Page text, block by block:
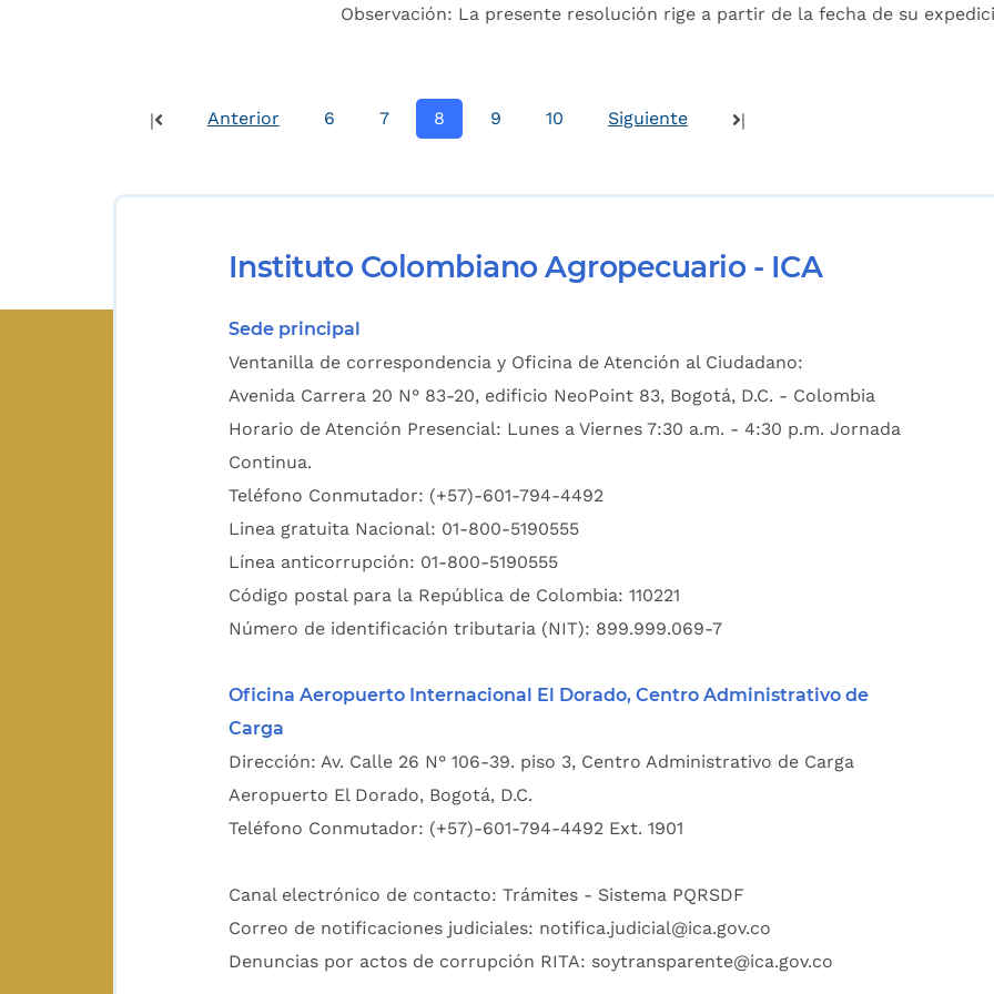
Observación: La presente resolución rige a partir de la fecha de su
| Anterior 6 7 8 9 10 Siguiente |
Instituto Colombiano Agropecuario - ICA
Sede principal
Ventanilla de correspondencia y Oficina de Atención al Ciudadano:
Avenida Carrera 20 N° 83-20, edificio NeoPoint 83, Bogotá, D.C. - Colombia
Horario de Atención Presencial: Lunes a Viernes 7:30 a.m. - 4:30 p.m. Jornada
Continua.
Teléfono Conmutador: (+57)-601-794-4492
Linea gratuita Nacional: 01-800-5190555
Línea anticorrupción: 01-800-5190555
Código postal para la República de Colombia: 110221
Número de identificación tributaria (NIT): 899.999.069-7
Oficina Aeropuerto Internacional El Dorado, Centro Administrativo de
Carga
Dirección: Av. Calle 26 N° 106-39. piso 3, Centro Administrativo de Carga
Aeropuerto El Dorado, Bogotá, D.C.
Teléfono Conmutador: (+57)-601-794-4492 Ext. 1901
Canal electrónico de contacto: Trámites - Sistema PQRSDF
Correo de notificaciones judiciales: notifica.judicial@ica.gov.co
Denuncias por actos de corrupción RITA: soytransparente@ica.gov.co